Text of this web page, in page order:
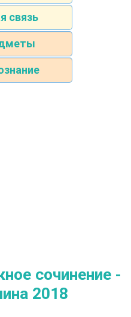
связь
сочинение -
2018